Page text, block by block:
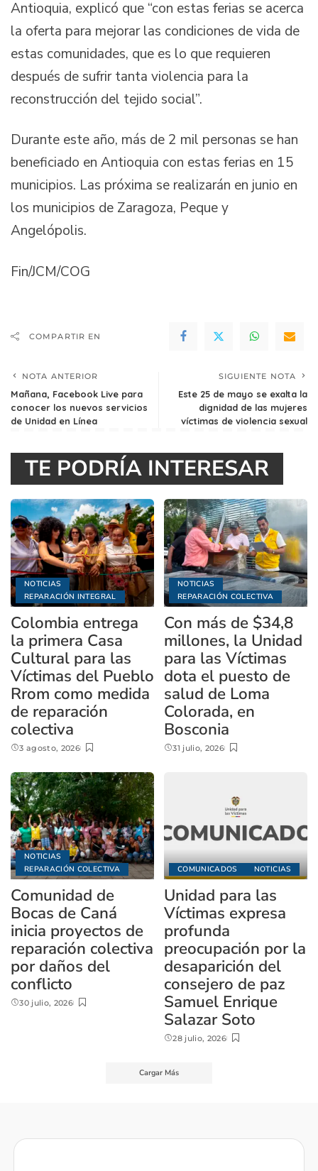
Antioquia, explicó que “con estas ferias se acerca
la oferta para mejorar las condiciones de vida de
estas comunidades, que es lo que requieren
después de sufrir tanta violencia para la
reconstrucción del tejido social”.
Durante este año, más de 2 mil personas se han
beneficiado en Antioquia con estas ferias en 15
municipios. Las próxima se realizarán en junio en
los municipios de Zaragoza, Peque y
Angelópolis.
Fin/JCM/COG
COMPARTIR EN
NOTA ANTERIOR
Mañana, Facebook Live para
conocer los nuevos servicios
de Unidad en Línea
SIGUIENTE NOTA
Este 25 de mayo se exalta la
dignidad de las mujeres
víctimas de violencia sexual
TE PODRÍA INTERESAR
NOTICIAS
REPARACIÓN INTEGRAL
Colombia entrega
la primera Casa
Cultural para las
Víctimas del Pueblo
Rrom como medida
de reparación
colectiva
3 agosto, 2026
NOTICIAS
REPARACIÓN COLECTIVA
Con más de $34,8
millones, la Unidad
para las Víctimas
dota el puesto de
salud de Loma
Colorada, en
Bosconia
31 julio, 2026
NOTICIAS
REPARACIÓN COLECTIVA
Comunidad de
Bocas de Caná
inicia proyectos de
reparación colectiva
por daños del
conflicto
30 julio, 2026
COMUNICADOS NOTICIAS
Unidad para las
Víctimas expresa
profunda
preocupación por la
desaparición del
consejero de paz
Samuel Enrique
Salazar Soto
28 julio, 2026
Cargar Más